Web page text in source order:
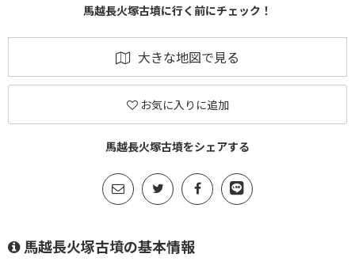
馬越長火塚古墳に行く前にチェック！
大きな地図で見る
お気に入りに追加
馬越長火塚古墳をシェアする
馬越長火塚古墳の基本情報